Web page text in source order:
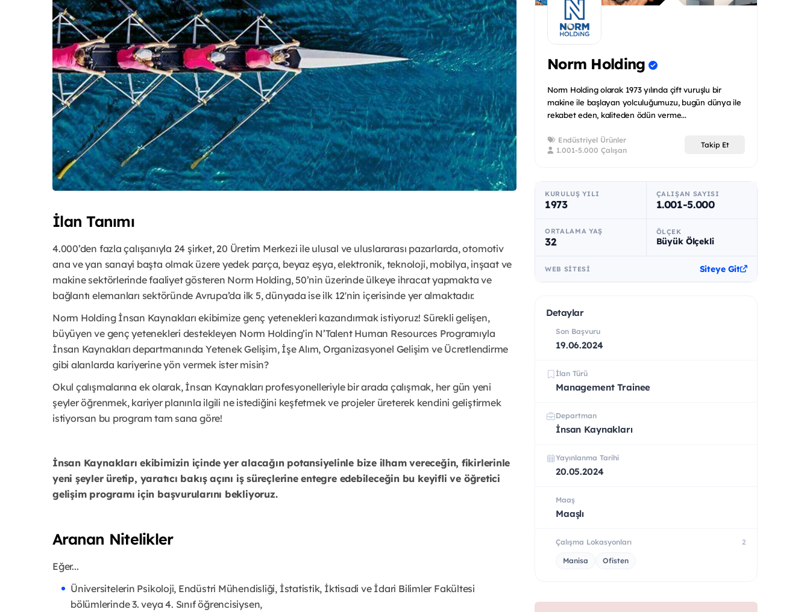
İlan Tanımı
4.000’den fazla çalışanıyla 24 şirket, 20 Üretim Merkezi ile ulusal ve uluslararası pazarlarda, otomotiv
ana ve yan sanayi başta olmak üzere yedek parça, beyaz eşya, elektronik, teknoloji, mobilya, inşaat ve
makine sektörlerinde faaliyet gösteren Norm Holding, 50’nin üzerinde ülkeye ihracat yapmakta ve
bağlantı elemanları sektöründe Avrupa’da ilk 5, dünyada ise ilk 12'nin içerisinde yer almaktadır.
Norm Holding İnsan Kaynakları ekibimize genç yetenekleri kazandırmak istiyoruz! Sürekli gelişen,
büyüyen ve genç yetenekleri destekleyen Norm Holding’in N’Talent Human Resources Programıyla
İnsan Kaynakları departmanında Yetenek Gelişim, İşe Alım, Organizasyonel Gelişim ve Ücretlendirme
gibi alanlarda kariyerine yön vermek ister misin?
Okul çalışmalarına ek olarak, İnsan Kaynakları profesyonelleriyle bir arada çalışmak, her gün yeni
şeyler öğrenmek, kariyer planınla ilgili ne istediğini keşfetmek ve projeler üreterek kendini geliştirmek
istiyorsan bu program tam sana göre!
İnsan Kaynakları ekibimizin içinde yer alacağın potansiyelinle bize ilham vereceğin, fikirlerinle
yeni şeyler üretip, yaratıcı bakış açını iş süreçlerine entegre edebileceğin bu keyifli ve öğretici
gelişim programı için başvurularını bekliyoruz.
Aranan Nitelikler
Eğer...
Üniversitelerin Psikoloji, Endüstri Mühendisliği, İstatistik, İktisadi ve İdari Bilimler Fakültesi
bölümlerinde 3. veya 4. Sınıf öğrencisiysen,
Norm Holding
Norm Holding olarak 1973 yılında çift vuruşlu bir
makine ile başlayan yolculuğumuzu, bugün dünya ile
rekabet eden, kaliteden ödün verme...
Endüstriyel Ürünler
1.001-5.000 Çalışan
Takip Et
KURULUŞ YILI
1973
ÇALIŞAN SAYISI
1.001-5.000
ORTALAMA YAŞ
32
ÖLÇEK
Büyük Ölçekli
WEB SITESI Siteye Git
Detaylar
Son Başvuru
19.06.2024
İlan Türü
Management Trainee
Departman
İnsan Kaynakları
Yayınlanma Tarihi
20.05.2024
Maaş
Maaşlı
Çalışma Lokasyonları 2
Manisa Ofisten